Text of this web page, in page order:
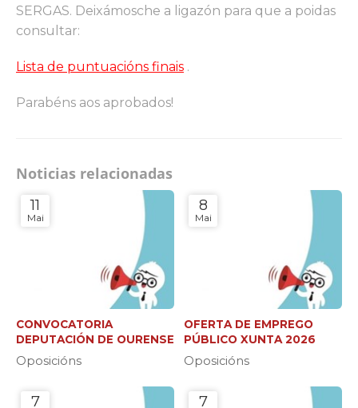
SERGAS. Deixámosche a ligazón para que a poidas
consultar:
Lista de puntuacións finais .
Parabéns aos aprobados!
Noticias relacionadas
11
Mai
CONVOCATORIA
DEPUTACIÓN DE OURENSE
Oposicións
8
Mai
OFERTA DE EMPREGO
PÚBLICO XUNTA 2026
Oposicións
7 7